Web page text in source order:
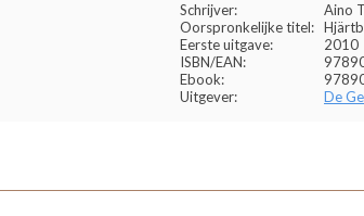
Schrijver:
Aino
Oorspronkelijke titel:
Eerste uitgave:
2010
ISBN/EAN:
Ebook:
Uitgever:
De